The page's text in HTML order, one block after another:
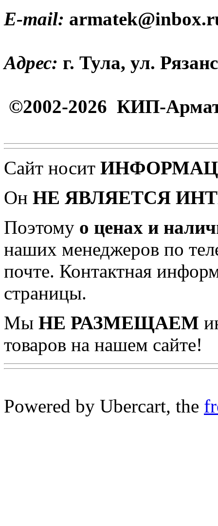
E-mail:
Адрес: г. Тула, ул.
©2002-2026 КИП-
Сайт носит
Он НЕ ЯВЛЯЕТСЯ
Поэтому о ценах и
наших менеджеров по
почте. Контактная
страницы.
Мы НЕ РАЗМЕЩАЕМ
товаров на нашем сайте!
Powered by Ubercart, the